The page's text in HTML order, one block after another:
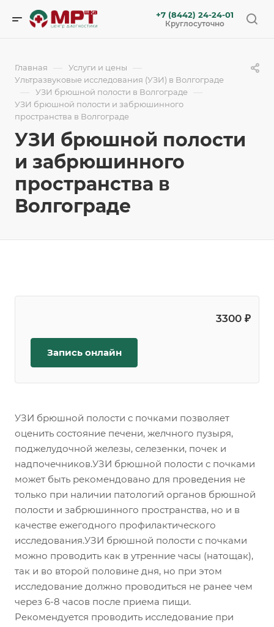
+7 (8442) 24-24-01
Круглосуточно
Главная — Услуги и цены —
Ультразвуковые исследования (УЗИ) в Волгограде
— УЗИ брюшной полости в Волгограде —
УЗИ брюшной полости и забрюшинного
пространства в Волгограде
УЗИ брюшной полости
и забрюшинного
пространства в
Волгограде
3300 ₽
Запись онлайн
УЗИ брюшной полости с почками позволяет
оценить состояние печени, желчного пузыря,
поджелудочной железы, селезенки, почек и
надпочечников.УЗИ брюшной полости с почками
может быть рекомендовано для проведения не
только при наличии патологий органов брюшной
полости и забрюшинного пространства, но и в
качестве ежегодного профилактического
исследования.УЗИ брюшной полости с почками
можно проводить как в утренние часы (натощак),
так и во второй половине дня, но при этом
исследование должно проводиться не ранее чем
через 6-8 часов после приема пищи.
Рекомендуется проводить исследование при